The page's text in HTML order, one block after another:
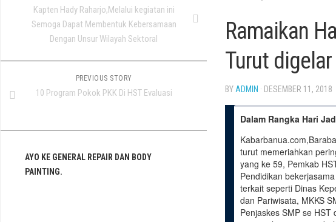
Ramaikan
Turut
BY ADMIN · DESEMBER 11, 2018
Dalam Rangka Hari
turut memeriahkan
yang ke 59, Pemkab
Pendidikan
terkait seperti Dinas
dan Pariwisata, MKKS
Penjaskes SMP se HST
Kapten Hady Raharjo,Melalui kegiatan ini
Semoga Dapat Membentuk Kebersamaan
Dengan Unsur Wilayah Sektoral
PREVIOUS STORY
10 Program Pokok PKK Di HST Evaluasi
AYO KE GENERAL REPAIR DAN BODY
PAINTING.